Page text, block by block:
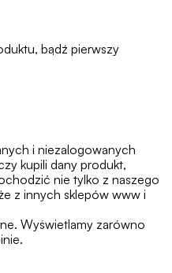
bądź pierwszy
i niezalogowanych
kupili dany produkt,
nie tylko z naszego
z innych sklepów www i
Wyświetlamy zarówno